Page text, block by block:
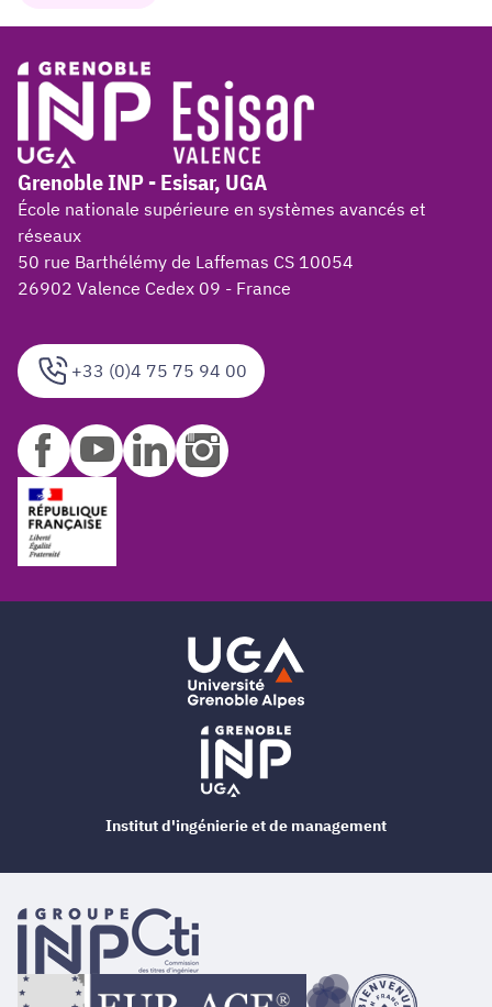
+33 (0)4 75 75 94 00
Grenoble INP - Esisar, UGA
École nationale supérieure en systèmes avancés et
réseaux
50 rue Barthélémy de Laffemas CS 10054
26902 Valence Cedex 09 - France
Institut d'ingénierie et de management